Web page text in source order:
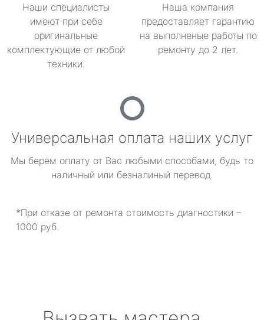
Наши специалисты
имеют при себе
оригинальные
комплектующие от любой
техники.
Наша компания
предоставляет гарантию
на выполненые работы по
ремонту до 2 лет.
Универсальная оплата наших услуг
Мы берем оплату от Вас любыми способами, будь то
наличный или безналиный перевод.
*При отказе от ремонта стоимость диагностики –
1000 руб.